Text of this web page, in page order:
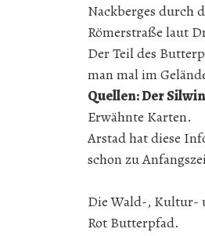
Nackberges durch
Römerstraße laut
Der Teil des
man mal im
Quellen: Der
Erwähnte Karten.
Arstad hat diese
schon zu
Die Wald-, Kultur-
Rot Butterpfad.